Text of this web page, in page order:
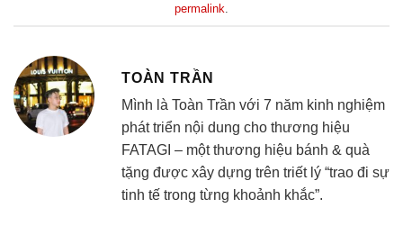
permalink.
TOÀN TRẦN
Mình là Toàn Trần với 7 năm kinh nghiệm
phát triển nội dung cho thương hiệu
FATAGI – một thương hiệu bánh & quà
tặng được xây dựng trên triết lý “trao đi sự
tinh tế trong từng khoảnh khắc”.